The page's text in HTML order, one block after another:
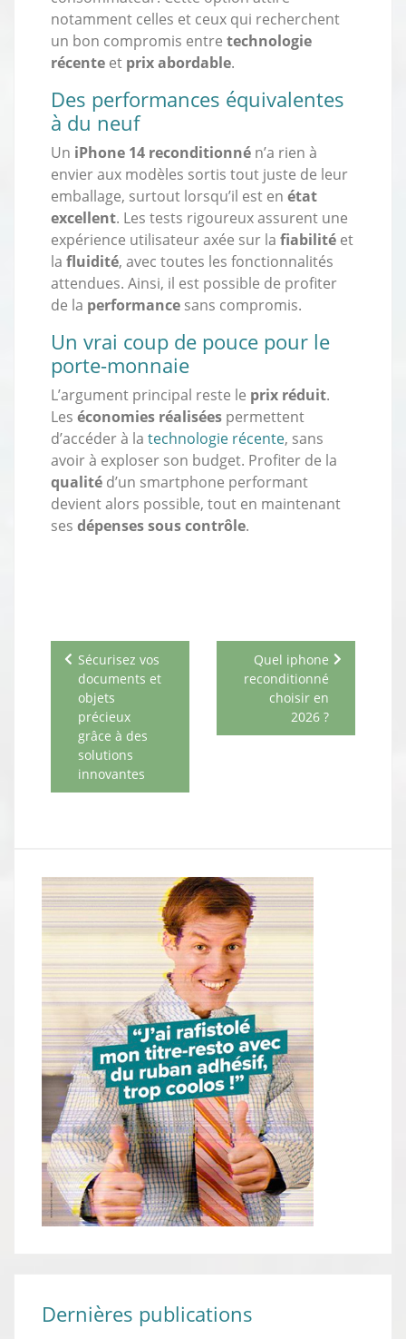
notamment celles et ceux qui recherchent
un bon compromis entre technologie
récente et prix abordable.
Des performances équivalentes
à du neuf
Un iPhone 14 reconditionné n’a rien à
envier aux modèles sortis tout juste de leur
emballage, surtout lorsqu’il est en état
excellent. Les tests rigoureux assurent une
expérience utilisateur axée sur la fiabilité et
la fluidité, avec toutes les fonctionnalités
attendues. Ainsi, il est possible de profiter
de la performance sans compromis.
Un vrai coup de pouce pour le
porte-monnaie
L’argument principal reste le prix réduit.
Les économies réalisées permettent
d’accéder à la technologie récente, sans
avoir à exploser son budget. Profiter de la
qualité d’un smartphone performant
devient alors possible, tout en maintenant
ses dépenses sous contrôle.
Navigation
l’article
Sécurisez vos
documents et
objets
précieux
grâce à des
solutions
innovantes
Quel iphone
reconditionné
choisir en
2026 ?
Dernières publications